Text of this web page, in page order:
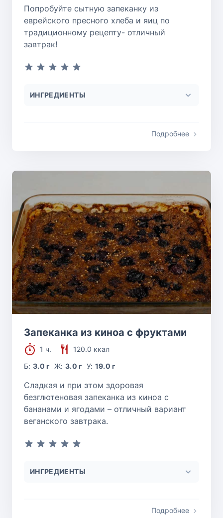
Попробуйте сытную запеканку из
еврейского пресного хлеба и яиц по
традиционному рецепту- отличный
завтрак!
ИНГРЕДИЕНТЫ
Подробнее
Запеканка из киноа с фруктами
1 ч.
120.0 ккал
Б:3.0 г Ж: 3.0 г У: 19.0 г
Сладкая и при этом здоровая
безглютеновая запеканка из киноа с
бананами и ягодами – отличный вариант
веганского завтрака.
ИНГРЕДИЕНТЫ
Подробнее